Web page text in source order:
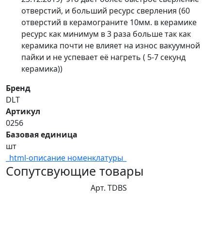
отверстий, и больший ресурс сверления (60
отверстий в керамограните 10мм. в керамике
ресурс как минимум в 3 раза больше так как
керамика почти не влияет на износ вакуумной
пайки и не успевает её нагреть ( 5-7 секунд
керамика))
Бренд
DLT
Артикул
0256
Базовая единица
шт
_html-описание номенклатуры_
Сопутсвующие товары
Арт. TDBS